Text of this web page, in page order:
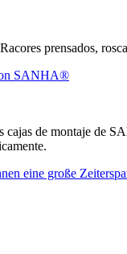
prensados,
cajas de montaje de